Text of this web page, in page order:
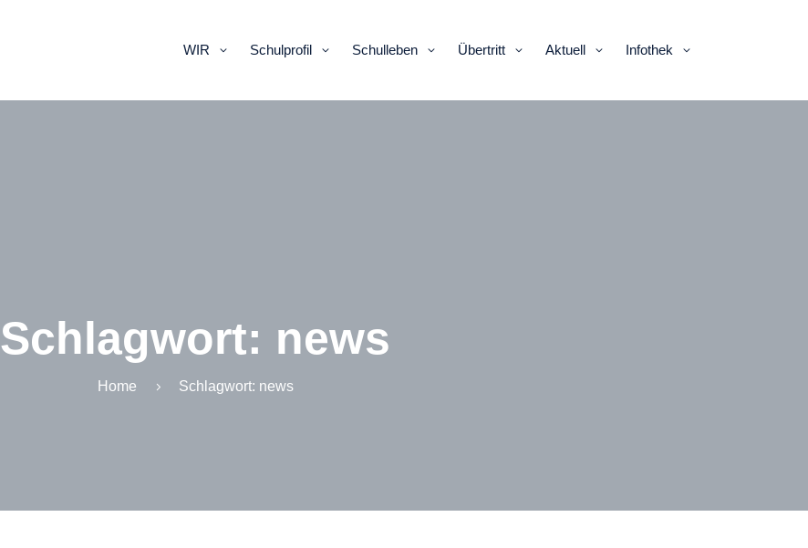
WIR Schulprofil Schulleben Übertritt Aktuell Infothek
Schlagwort: news
Home Schlagwort: news